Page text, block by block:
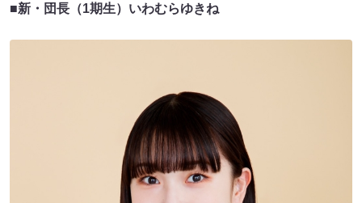
■新・団長（1期生）いわむらゆきね